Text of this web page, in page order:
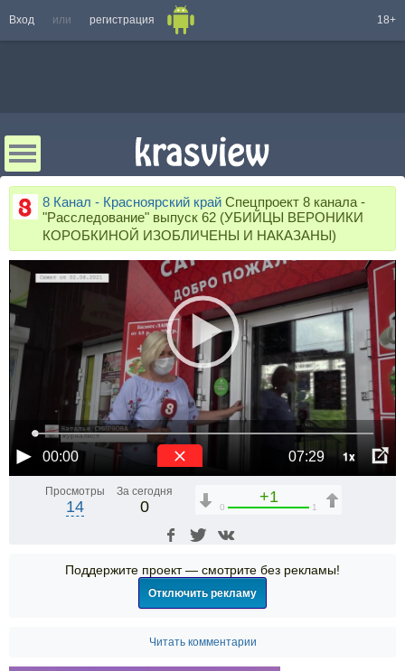
Вход или регистрация 18+
8 Канал - Красноярский край Спецпроект 8 канала -
"Расследование" выпуск 62 (УБИЙЦЫ ВЕРОНИКИ
КОРОБКИНОЙ ИЗОБЛИЧЕНЫ И НАКАЗАНЫ)
00:00 07:29 1x
Просмотры
14
За сегодня
0
+1
0 1
Поддержите проект — смотрите без рекламы!
Отключить рекламу
Читать комментарии